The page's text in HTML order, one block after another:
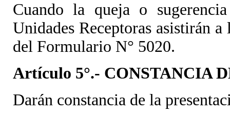
Cuando la queja o
Unidades Receptoras asistirán
del Formulario N° 5020.
Artículo 5°.- CONSTANCIA
Darán constancia de la